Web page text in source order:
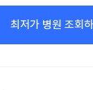
최저가 병원 조회하